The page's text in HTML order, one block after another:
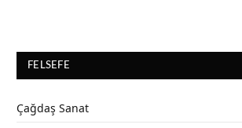
FELSEFE
Çağdaş Sanat